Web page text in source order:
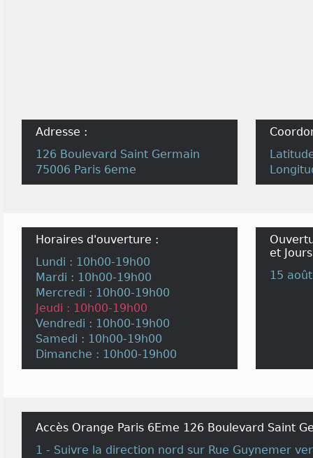
Adresse :
126 Boulevard Saint Germain
75006 Paris 6eme
Horaires d'ouverture :
Lundi : 10h00-19h00
Mardi : 10h00-19h00
Mercredi : 10h00-19h00
Jeudi : 10h00-19h00
Vendredi : 10h00-19h00
Samedi : 10h00-19h00
Dimanche : 10h00-19h00
et
15
Accès Orange Paris 6Eme 126 Boulevard Saint
1 - Suivre la direction nord sur Rue Guynemer